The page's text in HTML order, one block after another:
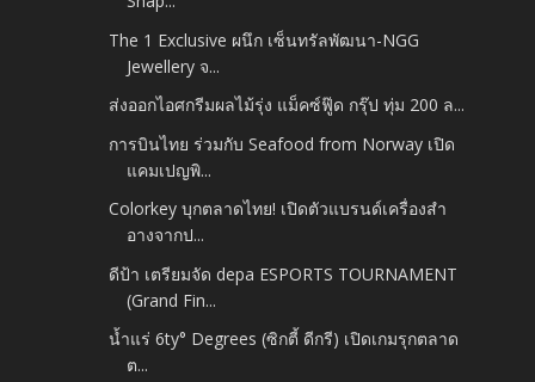
The 1 Exclusive ผนึก เซ็นทรัลพัฒนา-NGG
Jewellery จ...
ส่งออกไอศกรีมผลไม้รุ่ง แม็คซ์ฟู๊ด กรุ๊ป ทุ่ม 200 ล...
การบินไทย ร่วมกับ Seafood from Norway เปิด
แคมเปญพิ...
Colorkey บุกตลาดไทย! เปิดตัวแบรนด์เครื่องสำ
อางจากป...
ดีป้า เตรียมจัด depa ESPORTS TOURNAMENT
(Grand Fin...
น้ำแร่ 6ty° Degrees (ซิกตี้ ดีกรี) เปิดเกมรุกตลาด
ต...